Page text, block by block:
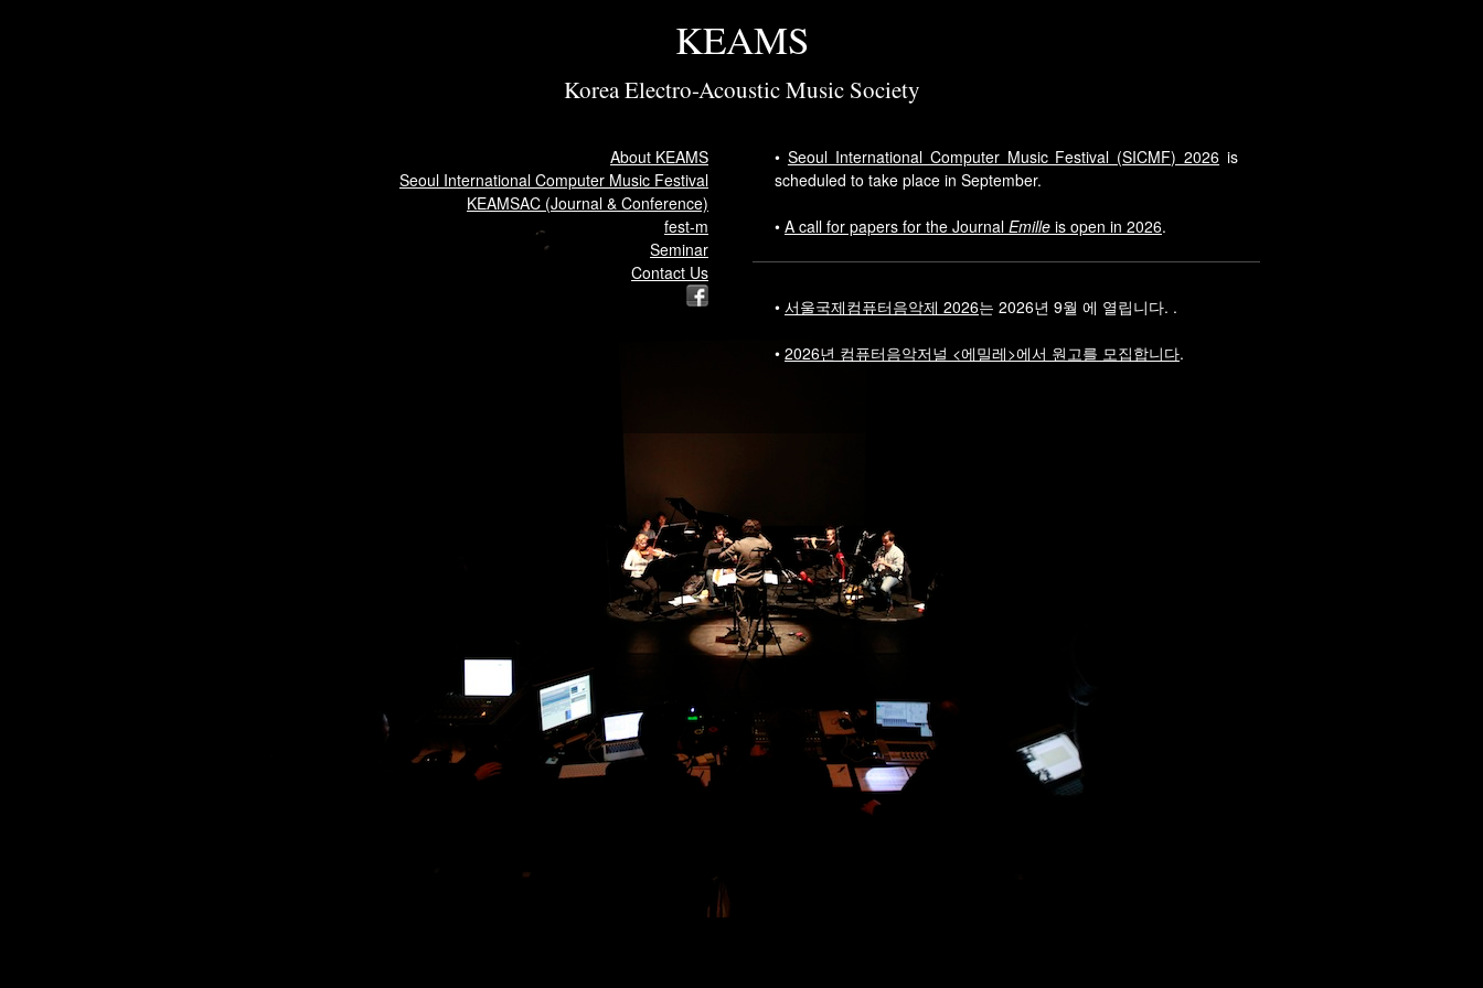
KEAMS
Korea Electro-Acoustic Music Society
About KEAMS
Seoul International Computer Music Festival
KEAMSAC (Journal & Conference)
fest-m
Seminar
Contact Us
• Seoul International Computer Music Festival (SICMF) 2026 is
scheduled to take place in September.
• A call for papers for the Journal Emille is open in 2026.
• 서울국제컴퓨터음악제 2026는 2026년 9월 에 열립니다. .
• 2026년 컴퓨터음악저널 <에밀레>에서 원고를 모집합니다.